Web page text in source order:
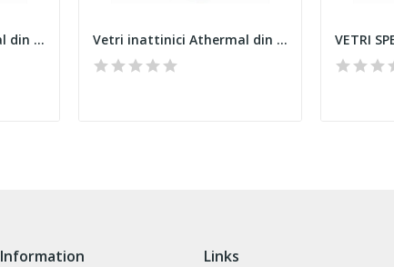
Vetri inattinici Athermal din 11 dim.75x98 mm Vetri inattinici Athermal din 10
Information Links